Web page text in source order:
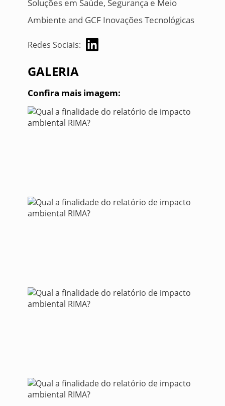
Soluções em Saúde, Segurança e Meio
Ambiente and GCF Inovações Tecnológicas
Redes Sociais:
GALERIA
Confira mais imagem: